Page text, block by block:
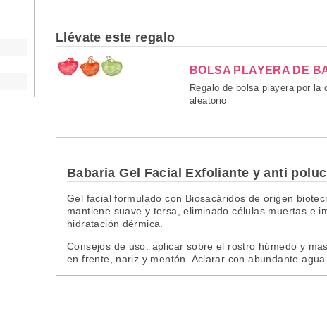
Llévate este regalo
BOLSA PLAYERA DE
Regalo de bolsa playera por
aleatorio
Babaria Gel Facial Exfoliante y anti
Gel facial formulado con Biosacáridos de origen
mantiene suave y tersa, eliminado células muertas e
hidratación dérmica.
Consejos de uso: aplicar sobre el rostro húmedo y
en frente, nariz y mentón. Aclarar con abundante